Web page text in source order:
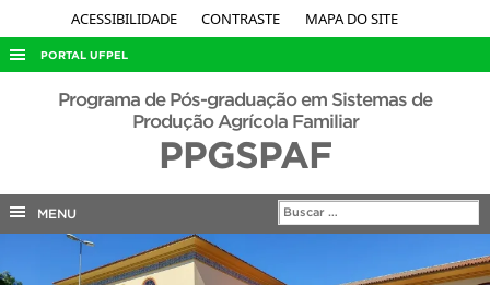
ACESSIBILIDADE CONTRASTE MAPA DO SITE
PORTAL UFPEL
ACESSO À INFORMAÇÃO
EDITAIS
INTERNACIONAL
Programa de Pós-graduação em Sistemas de
Produção Agrícola Familiar
PPGSPAF
MENU